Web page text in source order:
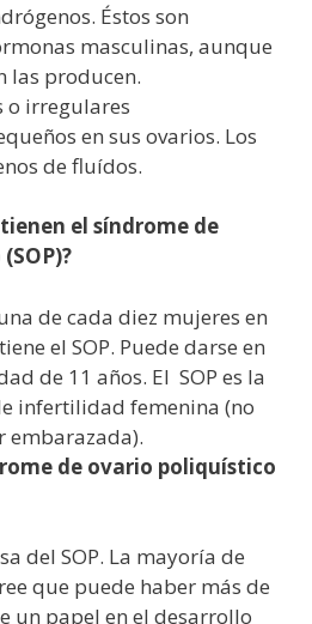
Éstos son
masculinas, aunque
las producen.
irregulares
en sus ovarios. Los
de fluídos.
el síndrome de
de cada diez mujeres en
el SOP. Puede darse en
de 11 años. El SOP es la
infertilidad femenina (no
embarazada).
de ovario poliquístico
del SOP. La mayoría de
que puede haber más de
un papel en el desarrollo